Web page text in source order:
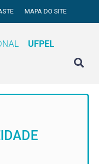
MAPA DO SITE
UFPEL